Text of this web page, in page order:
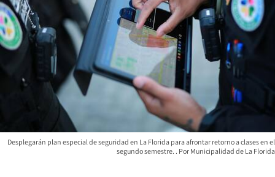
Desplegarán plan especial de seguridad en La Florida para afrontar retorno a clases en el
segundo semestre.
Municipalidad de La Florida